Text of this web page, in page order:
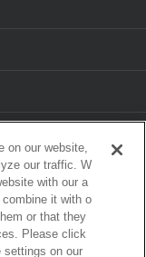
on our website,
our traffic. W
with our a
it with o
or that they
Please click
settings on our